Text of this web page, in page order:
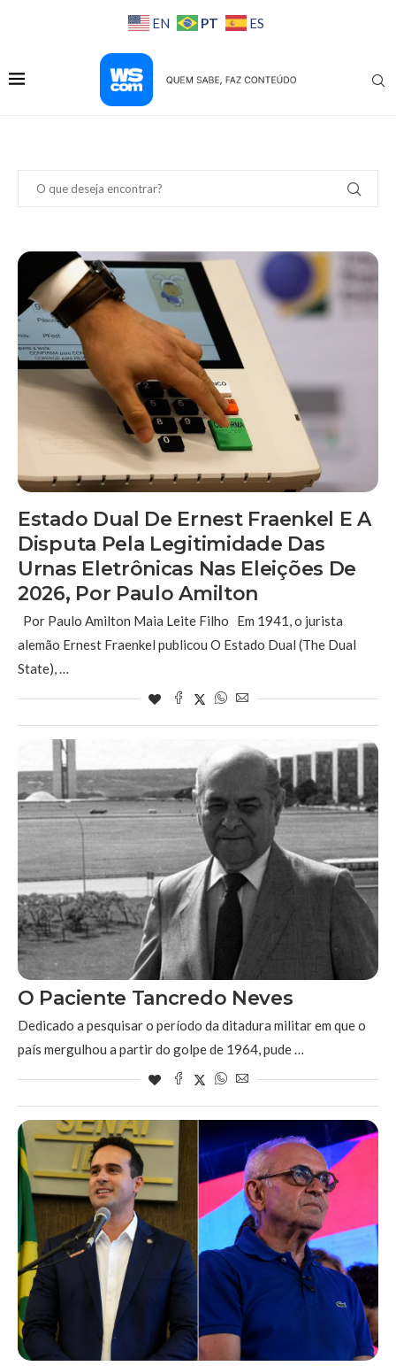
EN PT ES
Estado Dual De Ernest Fraenkel E A
Disputa Pela Legitimidade Das
Urnas Eletrônicas Nas Eleições De
2026, Por Paulo Amilton
Por Paulo Amilton Maia Leite Filho Em 1941, o jurista
alemão Ernest Fraenkel publicou O Estado Dual (The Dual
State), …
O Paciente Tancredo Neves
Dedicado a pesquisar o período da ditadura militar em que o
país mergulhou a partir do golpe de 1964, pude …